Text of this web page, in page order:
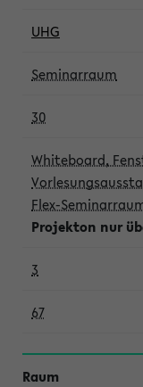
UHG
Seminarraum
30
Whiteboard,
Flex-
Projekton nur
3
67